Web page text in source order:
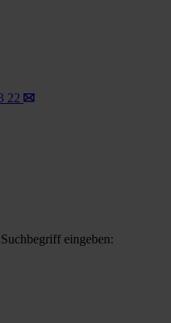
22
eingeben: